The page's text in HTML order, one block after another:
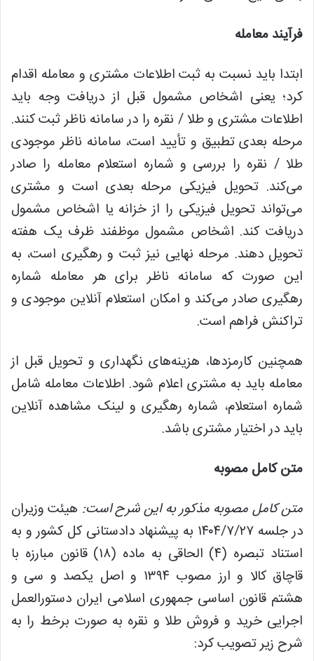
فرآیند معامله
ابتدا باید نسبت به ثبت اطلاعات مشتری و معامله اقدام
کرد؛ یعنی اشخاص مشمول قبل از دریافت وجه باید
اطلاعات مشتری و طلا / نقره را در سامانه ناظر ثبت کنند.
مرحله بعدی تطبیق و تأیید است، سامانه ناظر موجودی
طلا / نقره را بررسی و شماره استعلام معامله را صادر
می‌کند. تحویل فیزیکی مرحله بعدی است و مشتری
می‌تواند تحویل فیزیکی را از خزانه یا اشخاص مشمول
دریافت کند. اشخاص مشمول موظفند ظرف یک هفته
تحویل دهند. مرحله نهایی نیز ثبت و رهگیری است، به
این صورت که سامانه ناظر برای هر معامله شماره
رهگیری صادر می‌کند و امکان استعلام آنلاین موجودی و
تراکنش فراهم است.
همچنین کارمزدها، هزینه‌های نگهداری و تحویل قبل از
معامله باید به مشتری اعلام شود. اطلاعات معامله شامل
شماره استعلام، شماره رهگیری و لینک مشاهده آنلاین
باید در اختیار مشتری باشد.
متن کامل مصوبه
متن کامل مصوبه مذکور به این شرح است: هیئت وزیران
در جلسه ۱۴۰۴/۷/۲۷ به پیشنهاد دادستانی کل کشور و به
استناد تبصره (۴) الحاقی به ماده (۱۸) قانون مبارزه با
قاچاق کالا و ارز مصوب ۱۳۹۴ و اصل یکصد و سی و
هشتم قانون اساسی جمهوری اسلامی ایران دستورالعمل
اجرایی خرید و فروش طلا و نقره به صورت برخط را به
شرح زیر تصویب کرد: